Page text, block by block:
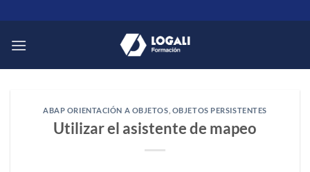
al
contenido
ABAP ORIENTACIÓN A OBJETOS OBJETOS PERSISTENTES
Utilizar el asistente de mapeo